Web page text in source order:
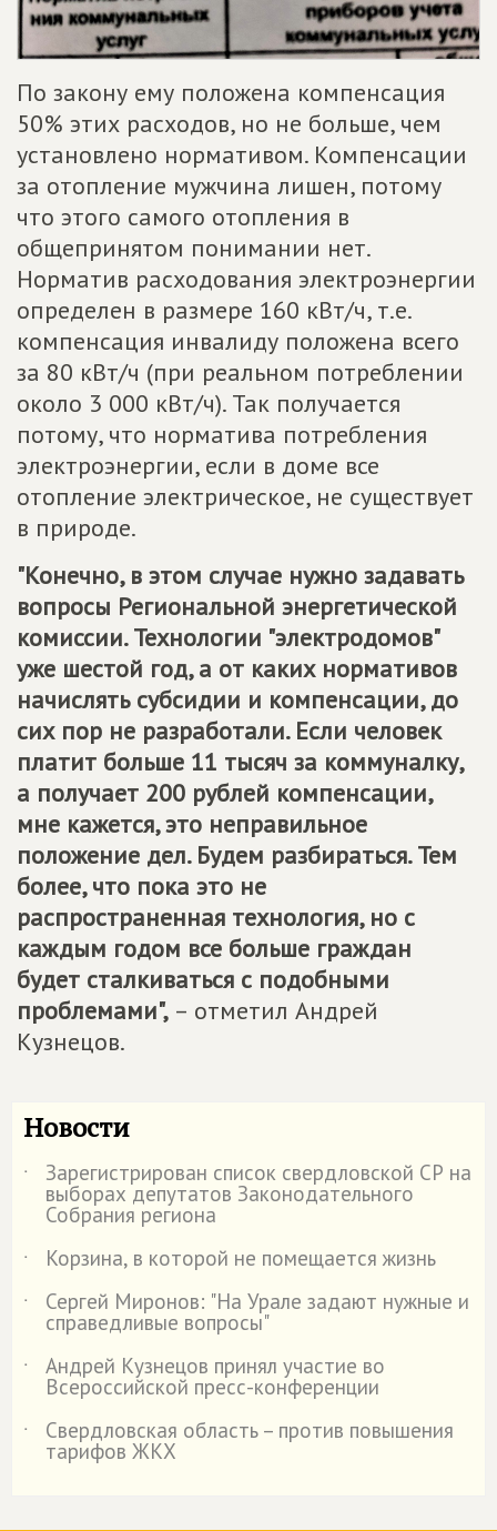
По закону ему положена компенсация
50% этих расходов, но не больше, чем
установлено нормативом. Компенсации
за отопление мужчина лишен, потому
что этого самого отопления в
общепринятом понимании нет.
Норматив расходования электроэнергии
определен в размере 160 кВт/ч, т.е.
компенсация инвалиду положена всего
за 80 кВт/ч (при реальном потреблении
около 3 000 кВт/ч). Так получается
потому, что норматива потребления
электроэнергии, если в доме все
отопление электрическое, не существует
в природе.
"Конечно, в этом случае нужно задавать
вопросы Региональной энергетической
комиссии. Технологии "электродомов"
уже шестой год, а от каких нормативов
начислять субсидии и компенсации, до
сих пор не разработали. Если человек
платит больше 11 тысяч за коммуналку,
а получает 200 рублей компенсации,
мне кажется, это неправильное
положение дел. Будем разбираться. Тем
более, что пока это не
распространенная технология, но с
каждым годом все больше граждан
будет сталкиваться с подобными
проблемами", – отметил Андрей
Кузнецов.
Новости
˙ Зарегистрирован список свердловской СР на
выборах депутатов Законодательного
Собрания региона
˙
Корзина, в которой не помещается жизнь
˙
Сергей Миронов: "На Урале задают нужные и
справедливые вопросы"
˙
Андрей Кузнецов принял участие во
Всероссийской пресс-конференции
˙
Свердловская область – против повышения
тарифов ЖКХ